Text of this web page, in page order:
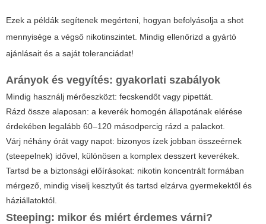
Ezek a példák segítenek megérteni, hogyan befolyásolja a shot
mennyisége a végső nikotinszintet. Mindig ellenőrizd a gyártó
ajánlásait és a saját toleranciádat!
Arányok és vegyítés: gyakorlati szabályok
Mindig használj mérőeszközt: fecskendőt vagy pipettát.
Rázd össze alaposan: a keverék homogén állapotának elérése
érdekében legalább 60–120 másodpercig rázd a palackot.
Várj néhány órát vagy napot: bizonyos ízek jobban összeérnek
(steepelnek) idővel, különösen a komplex desszert keverékek.
Tartsd be a biztonsági előírásokat: nikotin koncentrált formában
mérgező, mindig viselj kesztyűt és tartsd elzárva gyermekektől és
háziállatoktól.
Steeping: mikor és miért érdemes várni?